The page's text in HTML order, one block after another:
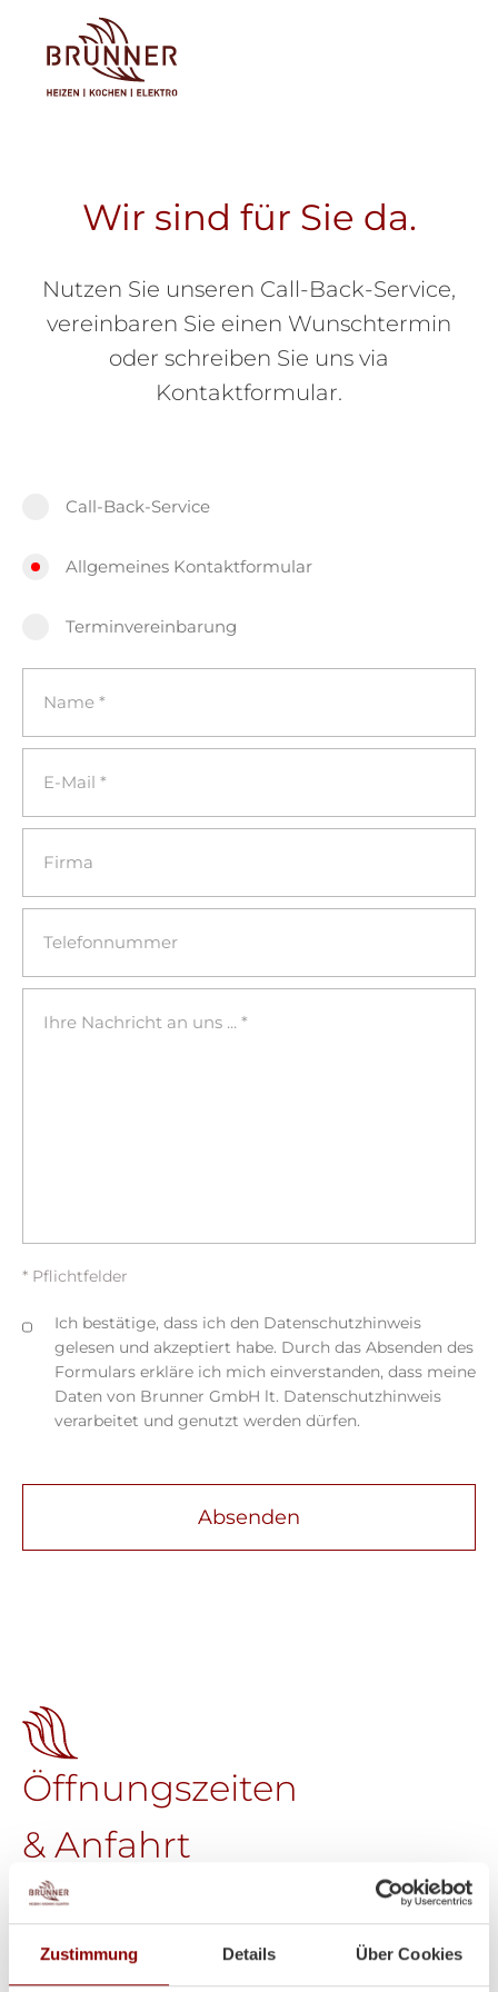
Zustimmung Details Über Cookies
Wir sind für Sie da.
Nutzen Sie unseren Call-Back-Service,
vereinbaren Sie einen Wunschtermin
oder schreiben Sie uns via
Kontaktformular.
Call-Back-Service
Allgemeines Kontaktformular
Terminvereinbarung
* Pflichtfelder
Ich bestätige, dass ich den Datenschutzhinweis
gelesen und akzeptiert habe. Durch das Absenden des
Formulars erkläre ich mich einverstanden, dass meine
Daten von Brunner GmbH lt. Datenschutzhinweis
verarbeitet und genutzt werden dürfen.
Absenden
Öffnungszeiten
& Anfahrt
Brunner GmbH